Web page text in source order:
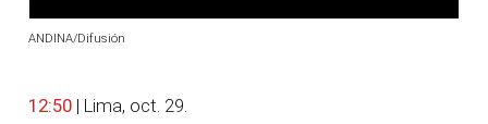
ANDINA/Difusión
12:50 | Lima, oct. 29.